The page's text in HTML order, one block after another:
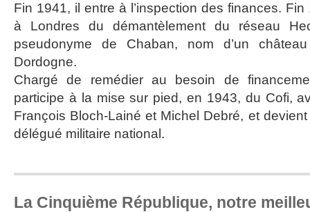
Fin 1941, il entre à l’inspection des finances.
à Londres du démantèlement du réseau
pseudonyme de Chaban, nom d’un
Dordogne.
Chargé de remédier au besoin de
participe à la mise sur pied, en 1943, du Cofi,
François Bloch-Lainé et Michel Debré, et
délégué militaire national.
La Cinquième République, notre